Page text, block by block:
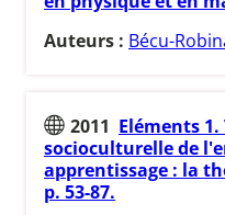
Auteurs : Bécu-
2011 Eléments
socioculturelle de
apprentissage : la
p. 53-87.